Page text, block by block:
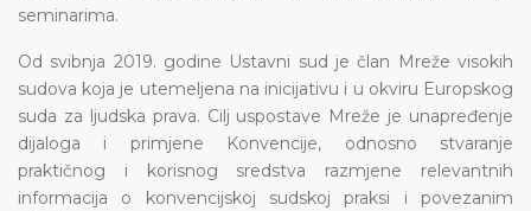
seminarima.
Od svibnja 2019. godine Ustavni sud je član Mreže visokih
sudova koja je utemeljena na inicijativu i u okviru Europskog
suda za ljudska prava. Cilj uspostave Mreže je unapređenje
dijaloga i primjene Konvencije, odnosno stvaranje
praktičnog i korisnog sredstva razmjene relevantnih
informacija o konvencijskoj sudskoj praksi i povezanim